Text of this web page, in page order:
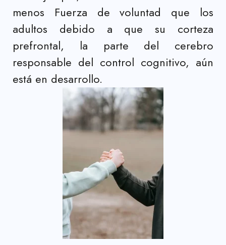
menos Fuerza de voluntad que los
adultos debido a que su corteza
prefrontal, la parte del cerebro
responsable del control cognitivo, aún
está en desarrollo.